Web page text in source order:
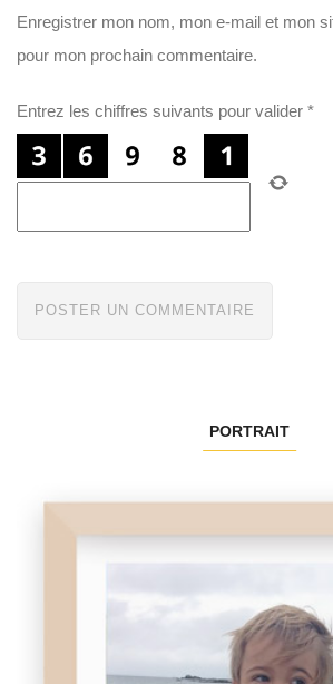
Enregistrer mon nom, mon e-mail et mon
pour mon prochain commentaire.
Entrez les chiffres suivants pour valider *
PORTRAIT